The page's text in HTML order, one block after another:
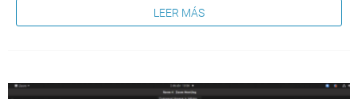
LEER MÁS